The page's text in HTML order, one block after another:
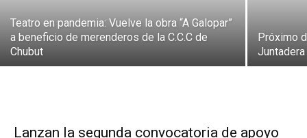
Teatro en pandemia: Vuelve la obra “A Galopar”
a beneficio de merenderos de la C.C.C de
Chubut
Próximo
Juntadera
Lanzan la segunda convocatoria de apoyo